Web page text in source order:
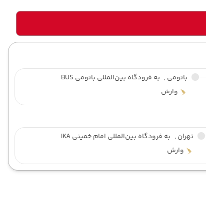
باتومی , به فرودگاه بین‌المللی باتومی BUS
وارش
تهران , به فرودگاه بین‌المللی امام خمینی IKA
وارش